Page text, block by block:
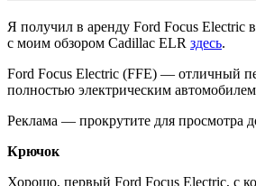
Я получил в аренду Ford Focus Electric
с моим обзором Cadillac ELR здесь.
Ford Focus Electric (FFE) — отличный
полностью электрическим
Реклама — прокрутите для просмотра
Крючок
Хорошо, первый Ford Focus Electric, с